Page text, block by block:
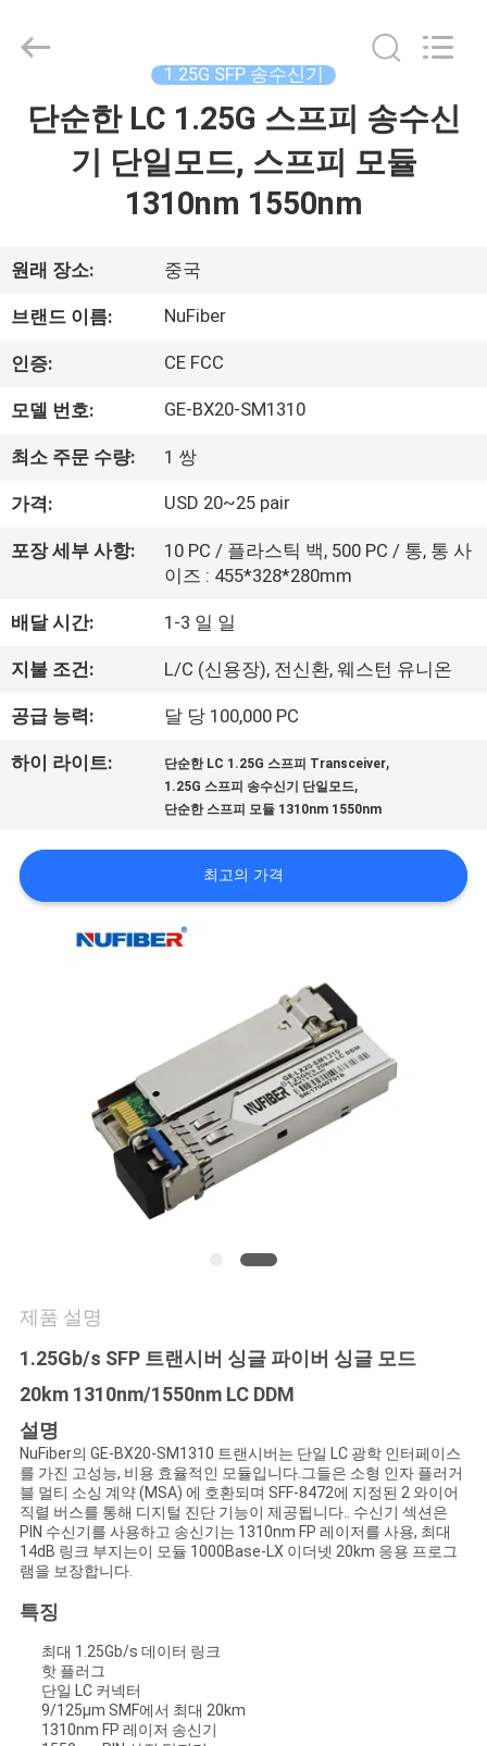
집
우
리
에
대
하
공
장
행
질
관
스
인
용
문
을
요
구
Shenzhen
Fivision
1.25G SFP 송수신기
단순한 LC 1.25G 스프피 송수신
기 단일모드, 스프피 모듈
1310nm 1550nm
원래 장소: 중국
브랜드 이름: NuFiber
인증: CE FCC
모델 번호: GE-BX20-SM1310
최소 주문 수량: 1 쌍
가격: USD 20~25 pair
포장 세부 사항:
10 PC / 플라스틱 백, 500 PC / 통, 통 사
이즈 : 455*328*280mm
배달 시간: 1-3 일 일
지불 조건: L/C (신용장), 전신환, 웨스턴 유니온
공급 능력: 달 당 100,000 PC
하이 라이트: 단순한 LC 1.25G 스프피 Transceiver,
1.25G 스프피 송수신기 단일모드,
단순한 스프피 모듈 1310nm 1550nm
최고의 가격
제품 설명
1.25Gb/s SFP 트랜시버 싱글 파이버 싱글 모드
20km 1310nm/1550nm LC DDM
설명
NuFiber의 GE-BX20-SM1310 트랜시버는 단일 LC 광학 인터페이스
를 가진 고성능, 비용 효율적인 모듈입니다.그들은 소형 인자 플러거
블 멀티 소싱 계약 (MSA) 에 호환되며 SFF-8472에 지정된 2 와이어
직렬 버스를 통해 디지털 진단 기능이 제공됩니다.. 수신기 섹션은
PIN 수신기를 사용하고 송신기는 1310nm FP 레이저를 사용, 최대
14dB 링크 부지는이 모듈 1000Base-LX 이더넷 20km 응용 프로그
램을 보장합니다.
특징
최대 1.25Gb/s 데이터 링크
핫 플러그
단일 LC 커넥터
9/125μm SMF에서 최대 20km
1310nm FP 레이저 송신기